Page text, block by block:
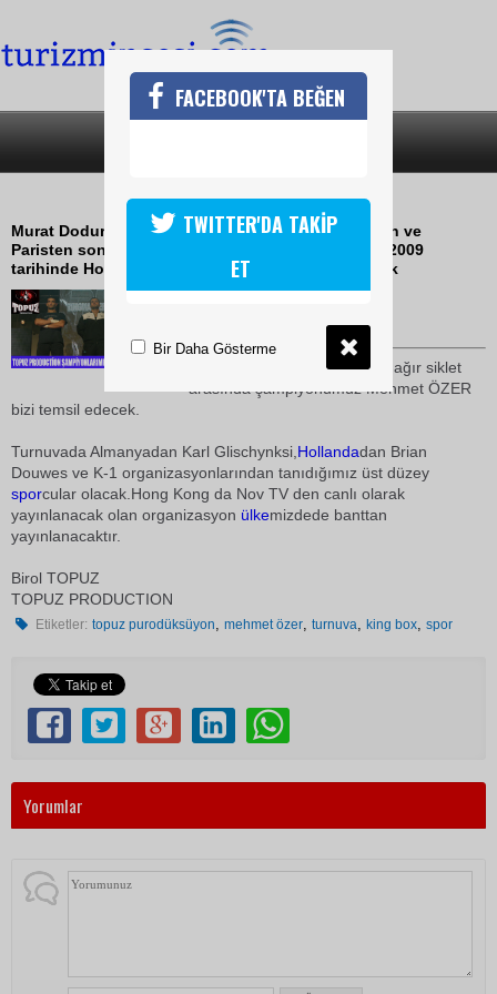
TÜRK YUMRUĞU HONG KONG DA
Murat Dodurga ve Birol Topuz'un bu yıl Azerbaycan ve
Paristen sonra üçüncü organizasyonları 25 Nisan 2009
tarihinde Hong Kong'un Macau adasında yapılacak
nın tanıdığı sekiz tane ağır siklet
arasında şampiyonumuz Mehmet ÖZER
bizi temsil edecek.
Turnuvada Almanyadan Karl Glischynksi, Hollandadan Brian
Douwes ve K-1 organizasyonlarından tanıdığımız üst düzey
sporcular olacak.Hong Kong da Nov TV den canlı olarak
yayınlanacak olan organizasyon ülkemizdede banttan
yayınlanacaktır.
Birol TOPUZ
TOPUZ PRODUCTION
Etiketler: topuz purodüksüyon,mehmet özer,turnuva,king box,spor
Yorumlar
FACEBOOK'TA BEĞEN
TWITTER'DA TAKİP
ET
Bir Daha Gösterme